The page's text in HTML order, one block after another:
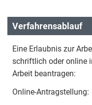
Verfahrensablauf
Eine Erlaubnis zur
schriftlich oder online
Arbeit beantragen:
Online-Antragstellung: